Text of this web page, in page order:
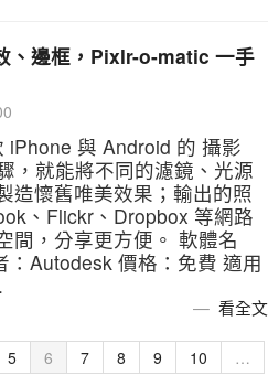
、邊框，Pixlr-o-matic 一手
iPhone 與 Android 的 攝影
，就能將不同的濾鏡、光源
造懷舊唯美效果；輸出的照
、Flickr、Dropbox 等網路
間，分享更方便。 軟體名
Autodesk 價格：免費 適用
看全文
5 6 7 8 9 10
…